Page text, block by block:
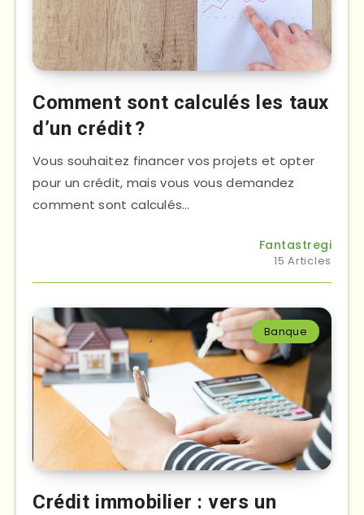
Comment sont calculés les taux
d’un crédit ?
Vous souhaitez financer vos projets et opter
pour un crédit, mais vous vous demandez
comment sont calculés…
Fantastregi
15 Articles
Banque
Crédit immobilier : vers un